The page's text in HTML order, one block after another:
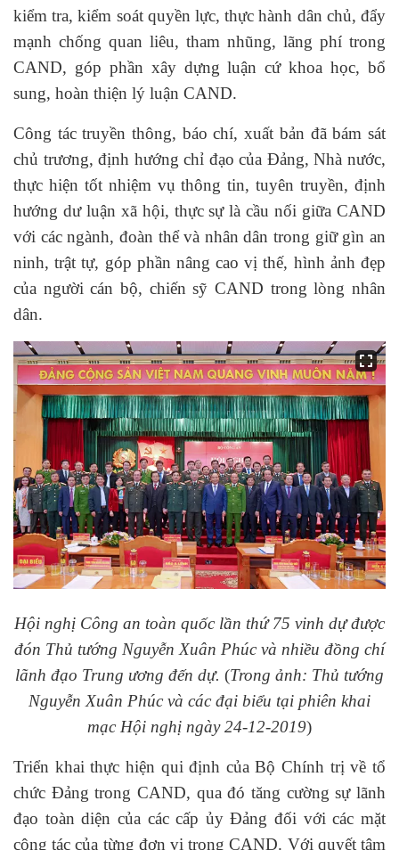
kiểm tra, kiểm soát quyền lực, thực hành dân chủ, đẩy
mạnh chống quan liêu, tham nhũng, lãng phí trong
CAND, góp phần xây dựng luận cứ khoa học, bổ
sung, hoàn thiện lý luận CAND.
Công tác truyền thông, báo chí, xuất bản đã bám sát
chủ trương, định hướng chỉ đạo của Đảng, Nhà nước,
thực hiện tốt nhiệm vụ thông tin, tuyên truyền, định
hướng dư luận xã hội, thực sự là cầu nối giữa CAND
với các ngành, đoàn thể và nhân dân trong giữ gìn an
ninh, trật tự, góp phần nâng cao vị thế, hình ảnh đẹp
của người cán bộ, chiến sỹ CAND trong lòng nhân
dân.
Hội nghị Công an toàn quốc lần thứ 75 vinh dự được
đón Thủ tướng Nguyễn Xuân Phúc và nhiều đồng chí
lãnh đạo Trung ương đến dự. (Trong ảnh: Thủ tướng
Nguyễn Xuân Phúc và các đại biểu tại phiên khai
mạc Hội nghị ngày 24-12-2019)
Triển khai thực hiện qui định của Bộ Chính trị về tổ
chức Đảng trong CAND, qua đó tăng cường sự lãnh
đạo toàn diện của các cấp ủy Đảng đối với các mặt
công tác của từng đơn vị trong CAND. Với quyết tâm